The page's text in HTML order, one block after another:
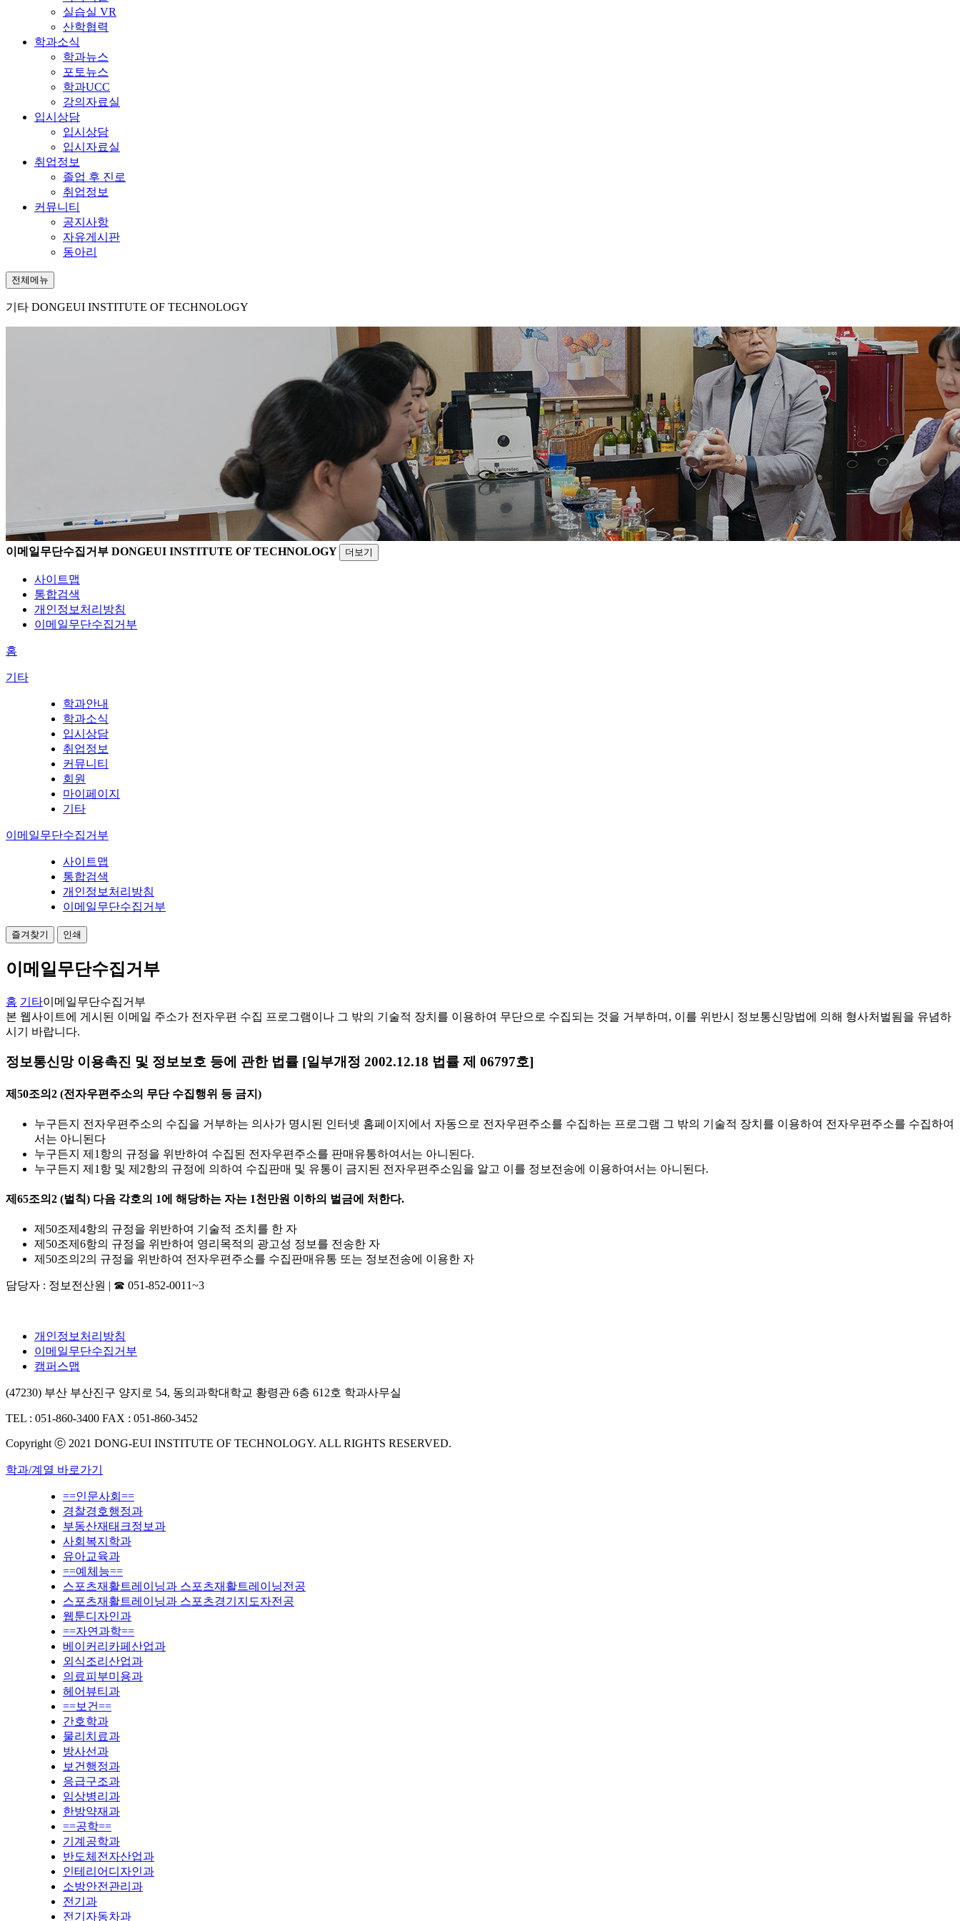
실습실 VR
산학협력
학과소식
학과뉴스
포토뉴스
학과UCC
강의자료실
입시상담
입시상담
입시자료실
취업정보
졸업 후 진로
취업정보
커뮤니티
공지사항
자유게시판
동아리
전체메뉴
기타 DONGEUI INSTITUTE OF TECHNOLOGY
이메일무단수집거부 DONGEUI INSTITUTE OF TECHNOLOGY 더보기
사이트맵
통합검색
개인정보처리방침
이메일무단수집거부
홈
기타
학과안내
학과소식
입시상담
취업정보
커뮤니티
회원
마이페이지
기타
이메일무단수집거부
사이트맵
통합검색
개인정보처리방침
이메일무단수집거부
즐겨찾기 인쇄
이메일무단수집거부
홈 기타이메일무단수집거부
본 웹사이트에 게시된 이메일 주소가 전자우편 수집 프로그램이나 그 밖의 기술적 장치를 이용하여 무단으로 수집되는 것을 거부하며, 이를 위반시 정보통신망법에 의해 형사처벌됨을 유념하
시기 바랍니다.
정보통신망 이용촉진 및 정보보호 등에 관한 법률 [일부개정 2002.12.18 법률 제 06797호]
제50조의2 (전자우편주소의 무단 수집행위 등 금지)
누구든지 전자우편주소의 수집을 거부하는 의사가 명시된 인터넷 홈페이지에서 자동으로 전자우편주소를 수집하는 프로그램 그 밖의 기술적 장치를 이용하여 전자우편주소를 수집하여
서는 아니된다
누구든지 제1항의 규정을 위반하여 수집된 전자우편주소를 판매유통하여서는 아니된다.
누구든지 제1항 및 제2항의 규정에 의하여 수집판매 및 유통이 금지된 전자우편주소임을 알고 이를 정보전송에 이용하여서는 아니된다.
제65조의2 (벌칙) 다음 각호의 1에 해당하는 자는 1천만원 이하의 벌금에 처한다.
제50조제4항의 규정을 위반하여 기술적 조치를 한 자
제50조제6항의 규정을 위반하여 영리목적의 광고성 정보를 전송한 자
제50조의2의 규정을 위반하여 전자우편주소를 수집판매유통 또는 정보전송에 이용한 자
담당자 : 정보전산원 | ☎ 051-852-0011~3
개인정보처리방침
이메일무단수집거부
캠퍼스맵
(47230) 부산 부산진구 양지로 54, 동의과학대학교 황령관 6층 612호 학과사무실
TEL : 051-860-3400 FAX : 051-860-3452
Copyright ⓒ 2021 DONG-EUI INSTITUTE OF TECHNOLOGY. ALL RIGHTS RESERVED.
학과/계열 바로가기
==인문사회==
경찰경호행정과
부동산재태크정보과
사회복지학과
유아교육과
==예체능==
스포츠재활트레이닝과 스포츠재활트레이닝전공
스포츠재활트레이닝과 스포츠경기지도자전공
웹툰디자인과
==자연과학==
베이커리카페산업과
외식조리산업과
의료피부미용과
헤어뷰티과
==보건==
간호학과
물리치료과
방사선과
보건행정과
응급구조과
임상병리과
한방약재과
==공학==
기계공학과
반도체전자산업과
인테리어디자인과
소방안전관리과
전기과
전기자동차과